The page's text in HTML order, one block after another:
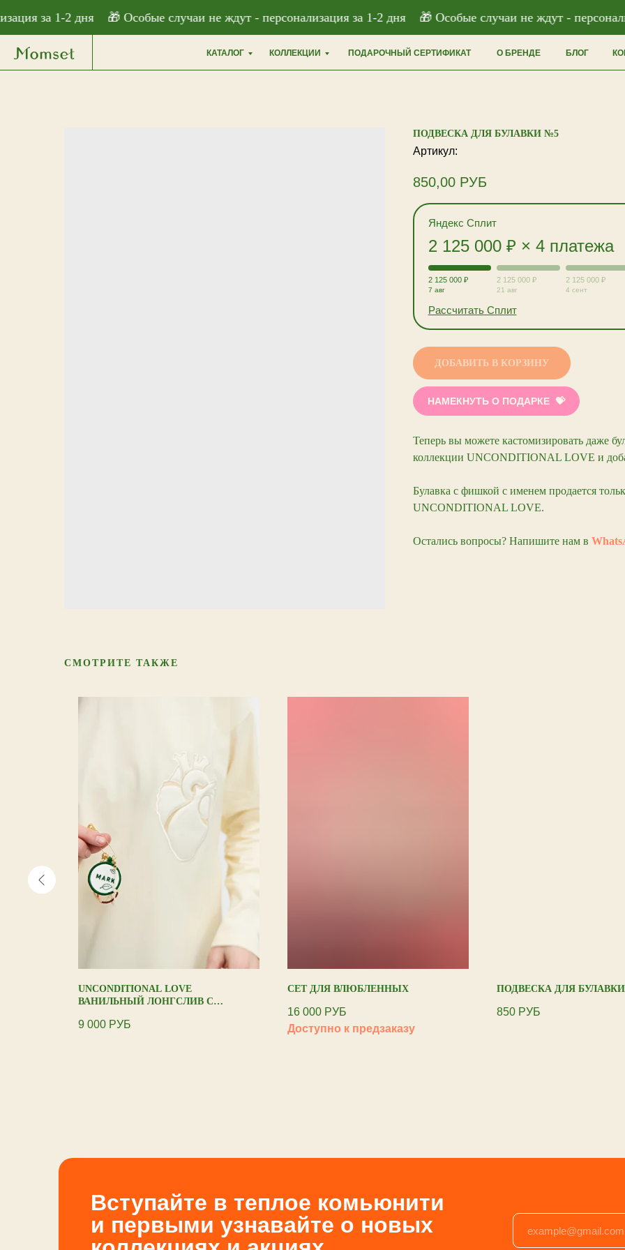
за 1-2 дня 🎁 Особые случаи не ждут - персонализация за 1-2 дня 🎁 Особые случаи не ждут -
О БРЕНДЕ
КАТАЛОГ ПОДАРОЧНЫЙ СЕРТИФИКАТ
КОЛЛЕКЦИИ БЛОГ
ПОДВЕСКА ДЛЯ БУЛАВКИ №5
Артикул:
850,00 РУБ
Яндекс Сплит
2 125 000 ₽ × 4 платежа
2 125 000 ₽
7 авг
2 125 000 ₽
21 авг
2 125 000 ₽
4 сент
Рассчитать Сплит
ДОБАВИТЬ В КОРЗИНУ
НАМЕКНУТЬ О ПОДАРКЕ
Теперь вы можете кастомизировать даже
коллекции UNCONDITIONAL LOVE и
Булавка с фишкой с именем продается
UNCONDITIONAL LOVE.
Остались вопросы? Напишите нам в
СМОТРИТЕ ТАКЖЕ
UNCONDITIONAL LOVE
ВАНИЛЬНЫЙ ЛОНГСЛИВ С
9 000 РУБ
СЕТ ДЛЯ ВЛЮБЛЕННЫХ
16 000 РУБ
ПОДВЕСКА ДЛЯ
850 РУБ
Вступайте в теплое комьюнити
и первыми узнавайте о новых